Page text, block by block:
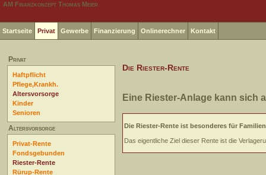
AM Finanzkonzept Thomas Meier
Startseite Privat Gewerbe Finanzierung Onlinerechner Kontakt
Privat
Haftpflicht
Pflege,Krankh.
Altersvorsorge
Kinder
Senioren
Altersvorsorge
Privat-Rente
Fondsgebunden
Riester-Rente
Rürup-Rente
Die Riester-Rente
Eine Riester-Anlage kann sich
Die Riester-Rente ist besonderes für
Das eigentliche Ziel dieser Rente ist die